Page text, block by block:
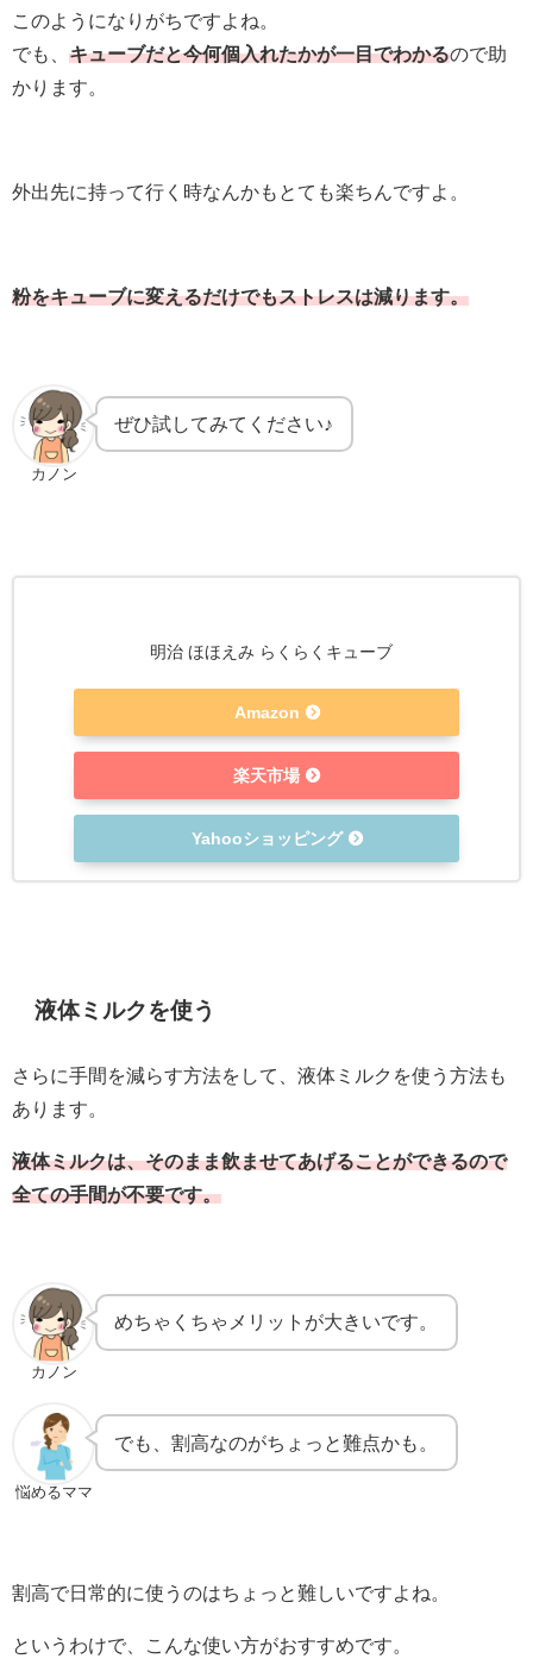
このようになりがちですよね。
でも、 キューブだと今何個入れたかが一目でわかるので助
かります。
外出先に持って行く時なんかもとても楽ちんですよ。
粉をキューブに変えるだけでもストレスは減ります。
カノン
ぜひ試してみてください♪
明治 ほほえみ らくらくキューブ
Amazon
楽天市場
Yahooショッピング
液体ミルクを使う
さらに手間を減らす方法をして、液体ミルクを使う方法も
あります。
液体ミルクは、そのまま飲ませてあげることができるので
全ての手間が不要です。
カノン
めちゃくちゃメリットが大きいです。
悩めるママ
でも、割高なのがちょっと難点かも。
割高で日常的に使うのはちょっと難しいですよね。
というわけで、こんな使い方がおすすめです。